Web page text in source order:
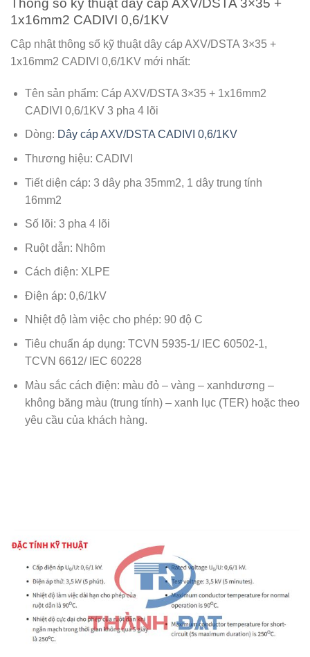
Thông số kỹ thuật dây cáp AXV/DSTA 3×35 +
1x16mm2 CADIVI 0,6/1KV
Cập nhật thông số kỹ thuật dây cáp AXV/DSTA 3×35 +
1x16mm2 CADIVI 0,6/1KV mới nhất:
Tên sản phẩm: Cáp AXV/DSTA 3×35 + 1x16mm2
CADIVI 0,6/1KV 3 pha 4 lõi
Dòng: Dây cáp AXV/DSTA CADIVI 0,6/1KV
Thương hiệu: CADIVI
Tiết diện cáp: 3 dây pha 35mm2, 1 dây trung tính
16mm2
Số lõi: 3 pha 4 lõi
Ruột dẫn: Nhôm
Cách điện: XLPE
Điện áp: 0,6/1kV
Nhiệt độ làm việc cho phép: 90 độ C
Tiêu chuẩn áp dụng: TCVN 5935-1/ IEC 60502-1,
TCVN 6612/ IEC 60228
Màu sắc cách điện: màu đỏ – vàng – xanhdương –
không băng màu (trung tính) – xanh lục (TER) hoặc theo
yêu cầu của khách hàng.